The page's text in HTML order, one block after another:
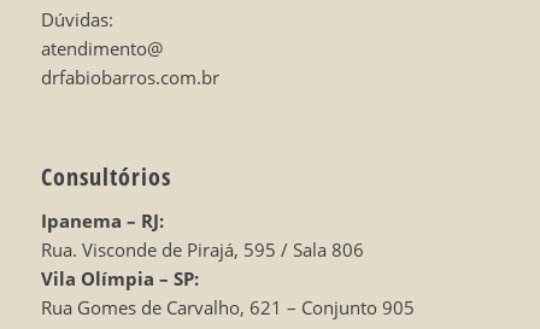
Dúvidas:
atendimento@
drfabiobarros.com.br
Consultórios
Ipanema – RJ:
Rua. Visconde de Pirajá, 595 / Sala 806
Vila Olímpia – SP:
Rua Gomes de Carvalho, 621 – Conjunto 905